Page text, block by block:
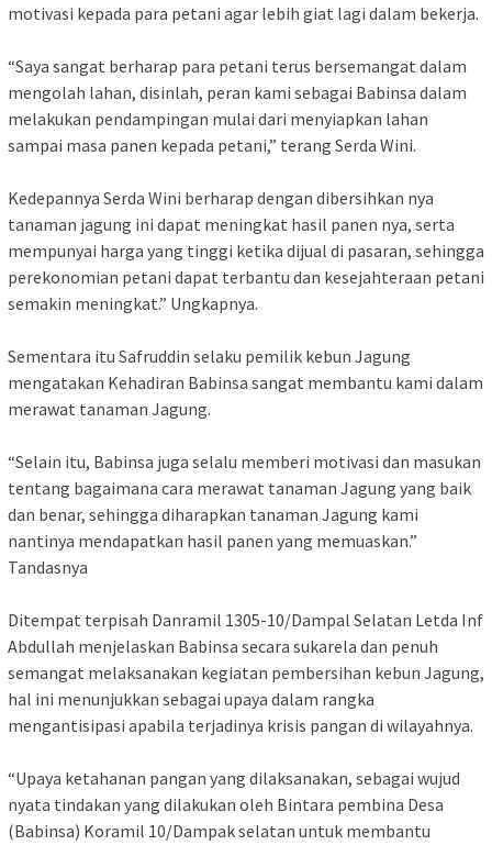
motivasi kepada para petani agar lebih giat lagi dalam bekerja.
“Saya sangat berharap para petani terus bersemangat dalam
mengolah lahan, disinlah, peran kami sebagai Babinsa dalam
melakukan pendampingan mulai dari menyiapkan lahan
sampai masa panen kepada petani,” terang Serda Wini.
Kedepannya Serda Wini berharap dengan dibersihkan nya
tanaman jagung ini dapat meningkat hasil panen nya, serta
mempunyai harga yang tinggi ketika dijual di pasaran, sehingga
perekonomian petani dapat terbantu dan kesejahteraan petani
semakin meningkat.” Ungkapnya.
Sementara itu Safruddin selaku pemilik kebun Jagung
mengatakan Kehadiran Babinsa sangat membantu kami dalam
merawat tanaman Jagung.
“Selain itu, Babinsa juga selalu memberi motivasi dan masukan
tentang bagaimana cara merawat tanaman Jagung yang baik
dan benar, sehingga diharapkan tanaman Jagung kami
nantinya mendapatkan hasil panen yang memuaskan.”
Tandasnya
Ditempat terpisah Danramil 1305-10/Dampal Selatan Letda Inf
Abdullah menjelaskan Babinsa secara sukarela dan penuh
semangat melaksanakan kegiatan pembersihan kebun Jagung,
hal ini menunjukkan sebagai upaya dalam rangka
mengantisipasi apabila terjadinya krisis pangan di wilayahnya.
“Upaya ketahanan pangan yang dilaksanakan, sebagai wujud
nyata tindakan yang dilakukan oleh Bintara pembina Desa
(Babinsa) Koramil 10/Dampak selatan untuk membantu